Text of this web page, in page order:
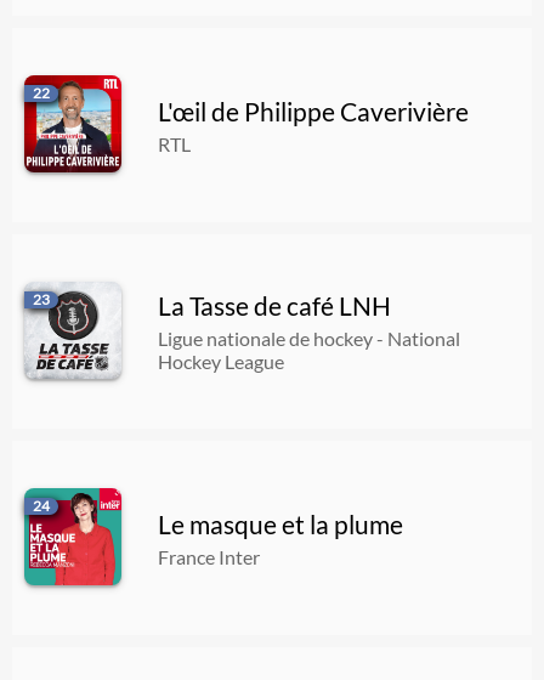
22
L'œil de Philippe Caverivière
RTL
23 La Tasse de café LNH
Ligue nationale de hockey - National
Hockey League
24
Le masque et la plume
France Inter